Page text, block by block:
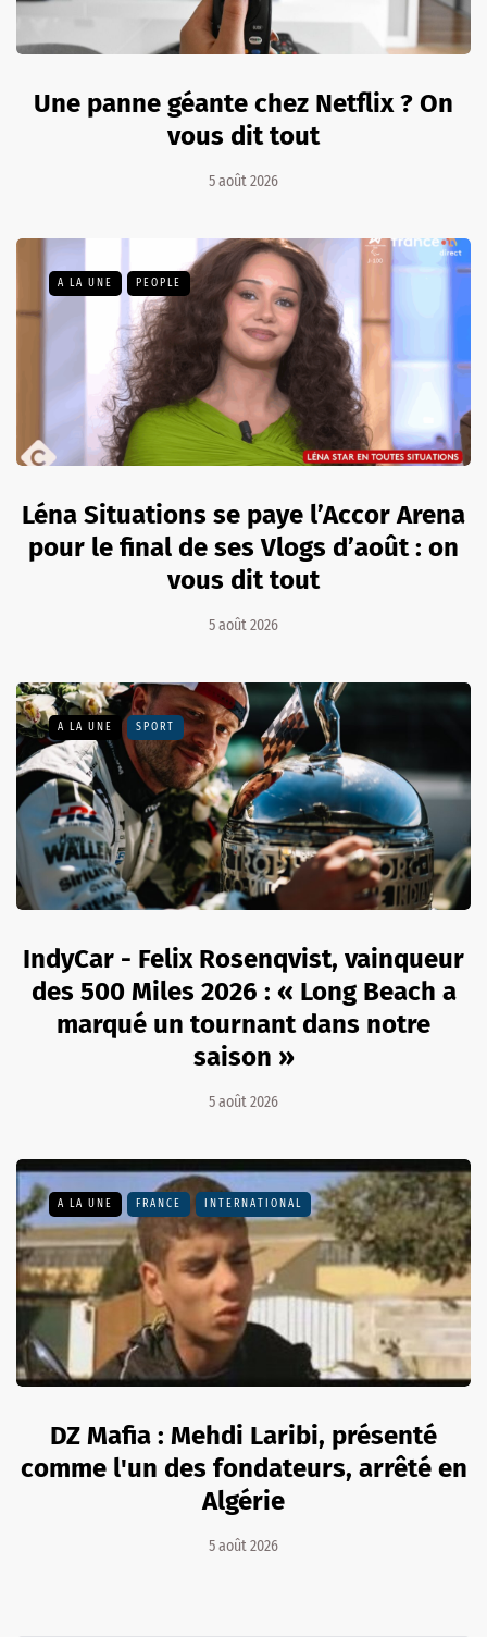
Une panne géante chez Netflix ? On
vous dit tout
5 août 2026
A LA UNE PEOPLE
Léna Situations se paye l’Accor Arena
pour le final de ses Vlogs d’août : on
vous dit tout
5 août 2026
A LA UNE SPORT
IndyCar - Felix Rosenqvist, vainqueur
des 500 Miles 2026 : « Long Beach a
marqué un tournant dans notre
saison »
5 août 2026
A LA UNE FRANCE INTERNATIONAL
DZ Mafia : Mehdi Laribi, présenté
comme l'un des fondateurs, arrêté en
Algérie
5 août 2026